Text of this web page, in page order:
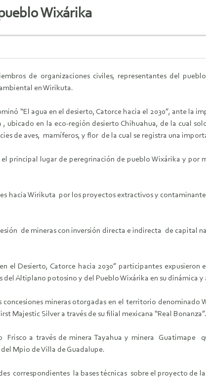
Wixárika
de organizaciones civiles, representantes del
en Wirikuta.
“El agua en el desierto, Catorce hacia el 2030”, ante
, ubicado en la eco-región desierto Chihuahua, de la cual
de aves, mamíferos, y flor de la cual se registra una
principal lugar de peregrinación de pueblo Wixárika y por
hacia Wirikuta por los proyectos extractivos y
de mineras con inversión directa e indirecta de capital
el Desierto, Catorce hacia 2030” participantes
del Altiplano potosino y del Pueblo Wixárika en su dinámica
mineras otorgadas en el territorio denominado
Majestic Silver a través de su filial mexicana “Real Bonanza”.
a través de minera Tayahua y minera Guatimape
Mpio de Villa de Guadalupe.
correspondientes la bases técnicas sobre el proyecto de